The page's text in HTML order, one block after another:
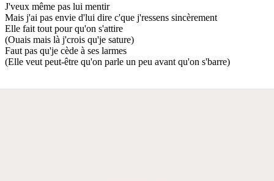
J'veux même pas lui mentir
Mais j'ai pas envie d'lui dire c'que j'ressens sincèrement
Elle fait tout pour qu'on s'attire
(Ouais mais là j'crois qu'je sature)
Faut pas qu'je cède à ses larmes
(Elle veut peut-être qu'on parle un peu avant qu'on s'barre)